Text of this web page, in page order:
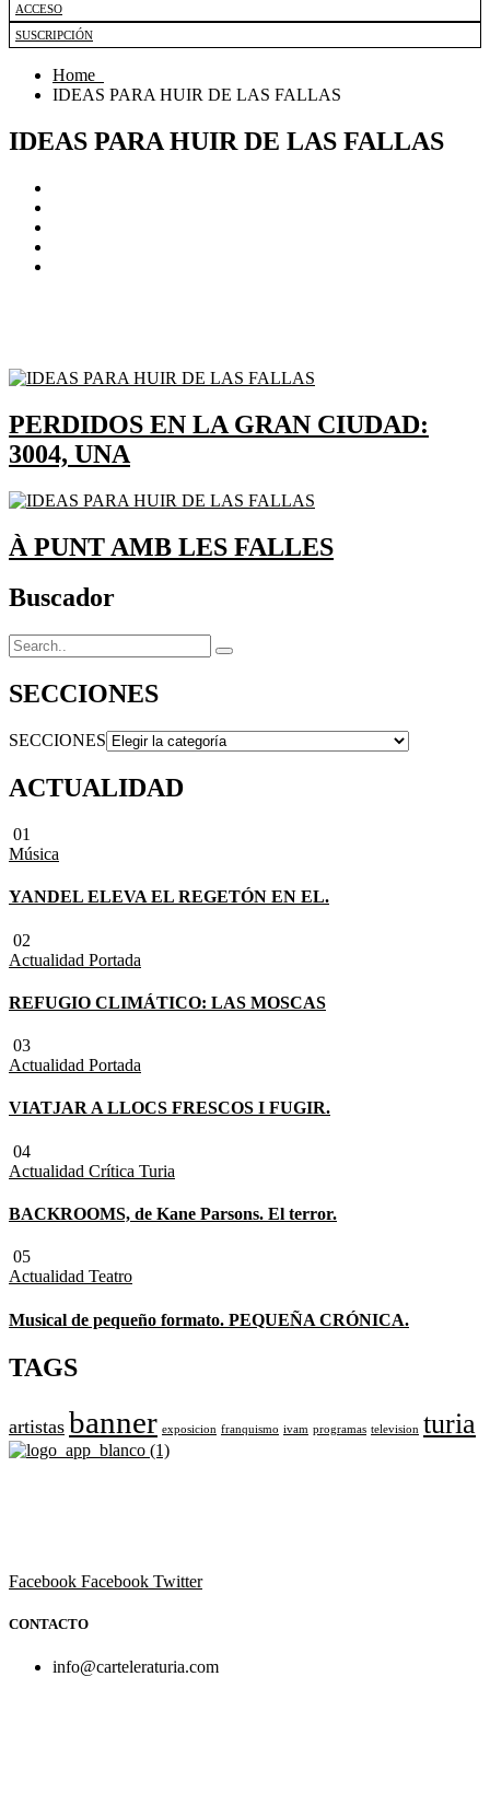
ACCESO
SUSCRIPCIÓN
Home
IDEAS PARA HUIR DE LAS FALLAS
IDEAS PARA HUIR DE LAS FALLAS
PERDIDOS EN LA GRAN CIUDAD:
3004, UNA
À PUNT AMB LES FALLES
Buscador
SECCIONES
SECCIONES
ACTUALIDAD
01
Música
YANDEL ELEVA EL REGETÓN EN EL.
02
Actualidad Portada
REFUGIO CLIMÁTICO: LAS MOSCAS
03
Actualidad Portada
VIATJAR A LLOCS FRESCOS I FUGIR.
04
Actualidad Crítica Turia
BACKROOMS, de Kane Parsons. El terror.
05
Actualidad Teatro
Musical de pequeño formato. PEQUEÑA CRÓNICA.
TAGS
artistas banner exposicion franquismo ivam programas television turia
Facebook Facebook Twitter
CONTACTO
info@carteleraturia.com